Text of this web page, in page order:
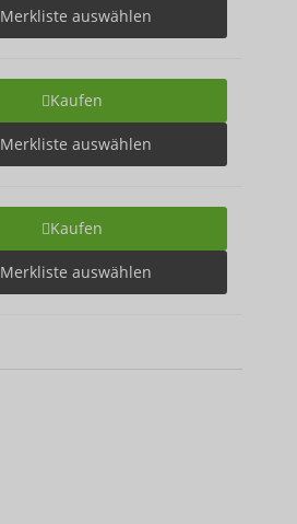
Merkliste auswählen
Kaufen
Merkliste auswählen
Kaufen
Merkliste auswählen